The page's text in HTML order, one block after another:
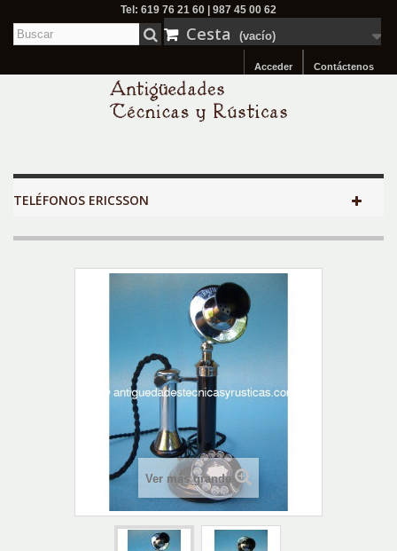
Tel: 619 76 21 60 | 987 45 00 62
Cesta (vacío)
Contáctenos
Acceder
TELÉFONOS ERICSSON
Ver más grande